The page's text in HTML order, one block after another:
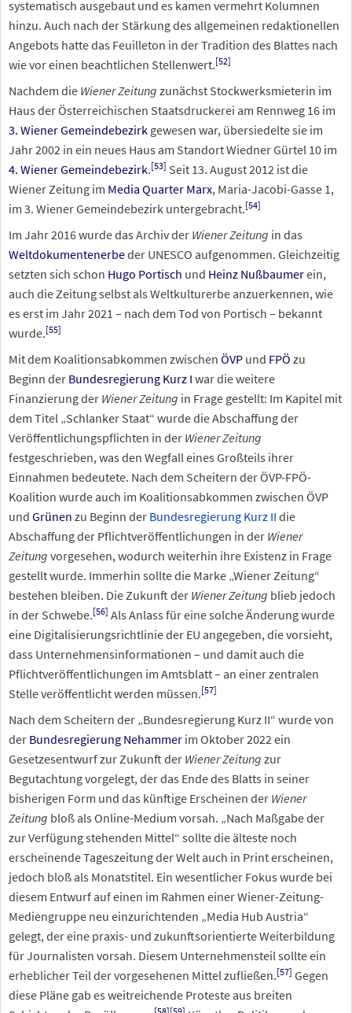
systematisch ausgebaut und es kamen vermehrt Kolumnen
hinzu. Auch nach der Stärkung des allgemeinen redaktionellen
Angebots hatte das Feuilleton in der Tradition des Blattes nach
wie vor einen beachtlichen Stellenwert.[52]
Nachdem die Wiener Zeitung zunächst Stockwerksmieterin im
Haus der Österreichischen Staatsdruckerei am Rennweg 16 im
3. Wiener Gemeindebezirk gewesen war, übersiedelte sie im
Jahr 2002 in ein neues Haus am Standort Wiedner Gürtel 10 im
4. Wiener Gemeindebezirk.[53] Seit 13. August 2012 ist die
Wiener Zeitung im Media Quarter Marx, Maria-Jacobi-Gasse 1,
im 3. Wiener Gemeindebezirk untergebracht.[54]
Im Jahr 2016 wurde das Archiv der Wiener Zeitung in das
Weltdokumentenerbeder UNESCO aufgenommen. Gleichzeitig
setzten sich schon Hugo Portisch und Heinz Nußbaumerein,
auch die Zeitung selbst als Weltkulturerbe anzuerkennen, wie
es erst im Jahr 2021 – nach dem Tod von Portisch – bekannt
wurde.[55]
Mit dem Koalitionsabkommen zwischen ÖVP und FPÖ zu
Beginn der Bundesregierung Kurz I war die weitere
Finanzierung der Wiener Zeitung in Frage gestellt: Im Kapitel mit
dem Titel „Schlanker Staat“ wurde die Abschaffung der
Veröffentlichungspflichten in der Wiener Zeitung
festgeschrieben, was den Wegfall eines Großteils ihrer
Einnahmen bedeutete. Nach dem Scheitern der ÖVP-FPÖ-
Koalition wurde auch im Koalitionsabkommen zwischen ÖVP
und Grünen zu Beginn der Bundesregierung Kurz II die
Abschaffung der Pflichtveröffentlichungen in der Wiener
Zeitung vorgesehen, wodurch weiterhin ihre Existenz in Frage
gestellt wurde. Immerhin sollte die Marke „Wiener Zeitung“
bestehen bleiben. Die Zukunft der Wiener Zeitung blieb jedoch
in der Schwebe.[56] Als Anlass für eine solche Änderung wurde
eine Digitalisierungsrichtlinie der EU angegeben, die vorsieht,
dass Unternehmensinformationen – und damit auch die
Pflichtveröffentlichungen im Amtsblatt – an einer zentralen
Stelle veröffentlicht werden müssen.[57]
Nach dem Scheitern der „Bundesregierung Kurz II“ wurde von
der Bundesregierung Nehammer im Oktober 2022 ein
Gesetzesentwurf zur Zukunft der Wiener Zeitung zur
Begutachtung vorgelegt, der das Ende des Blatts in seiner
bisherigen Form und das künftige Erscheinen der Wiener
Zeitung bloß als Online-Medium vorsah. „Nach Maßgabe der
zur Verfügung stehenden Mittel“ sollte die älteste noch
erscheinende Tageszeitung der Welt auch in Print erscheinen,
jedoch bloß als Monatstitel. Ein wesentlicher Fokus wurde bei
diesem Entwurf auf einen im Rahmen einer Wiener-Zeitung-
Mediengruppe neu einzurichtenden „Media Hub Austria“
gelegt, der eine praxis- und zukunftsorientierte Weiterbildung
für Journalisten vorsah. Diesem Unternehmensteil sollte ein
erheblicher Teil der vorgesehenen Mittel zufließen.[57] Gegen
diese Pläne gab es weitreichende Proteste aus breiten